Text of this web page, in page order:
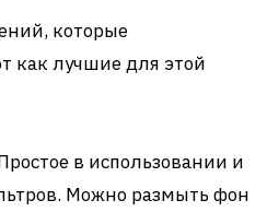
которые
как лучшие для этой
в использовании и
Можно размыть фон